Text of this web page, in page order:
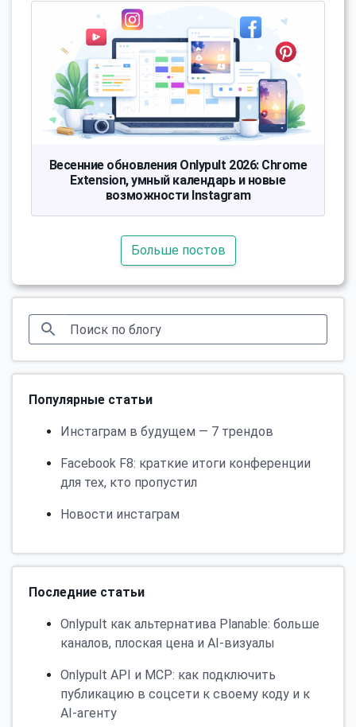
Весенние обновления Onlypult 2026: Chrome
Extension, умный календарь и новые
возможности Instagram
Больше постов
Популярные статьи
Инстаграм в будущем — 7 трендов
Facebook F8: краткие итоги конференции
для тех, кто пропустил
Новости инстаграм
Последние статьи
Onlypult как альтернатива Planable: больше
каналов, плоская цена и AI-визуалы
Onlypult API и MCP: как подключить
публикацию в соцсети к своему коду и к
AI-агенту